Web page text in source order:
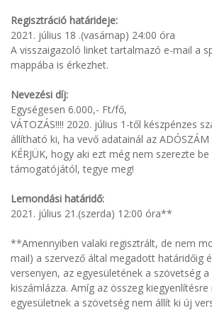
Regisztráció határideje:
2021. július 18 .(vasárnap) 24:00 óra
A visszaigazoló linket tartalmazó e-mail a
mappába is érkezhet.
Nevezési díj:
Egységesen 6.000,- Ft/fő,
VÁTOZÁS!!!! 2020. július 1-től készpénzes
állítható ki, ha vevő adatainál az
KÉRJÜK, hogy aki ezt még nem szerezte
támogatójától, tegye meg!
Lemondási határidő:
2021. július 21.(szerda) 12:00 óra**
**Amennyiben valaki regisztrált, de nem
mail) a szervező által megadott határidőig
versenyen, az egyesületének a szövetség
kiszámlázza. Amíg az összeg
egyesületnek a szövetség nem állít ki új